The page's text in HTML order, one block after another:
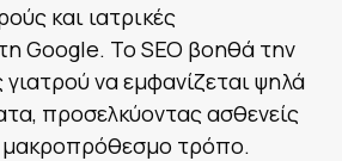
και ιατρικές
Google. Το SEO βοηθά την
γιατρού να εμφανίζεται ψηλά
προσελκύοντας ασθενείς
μακροπρόθεσμο τρόπο.